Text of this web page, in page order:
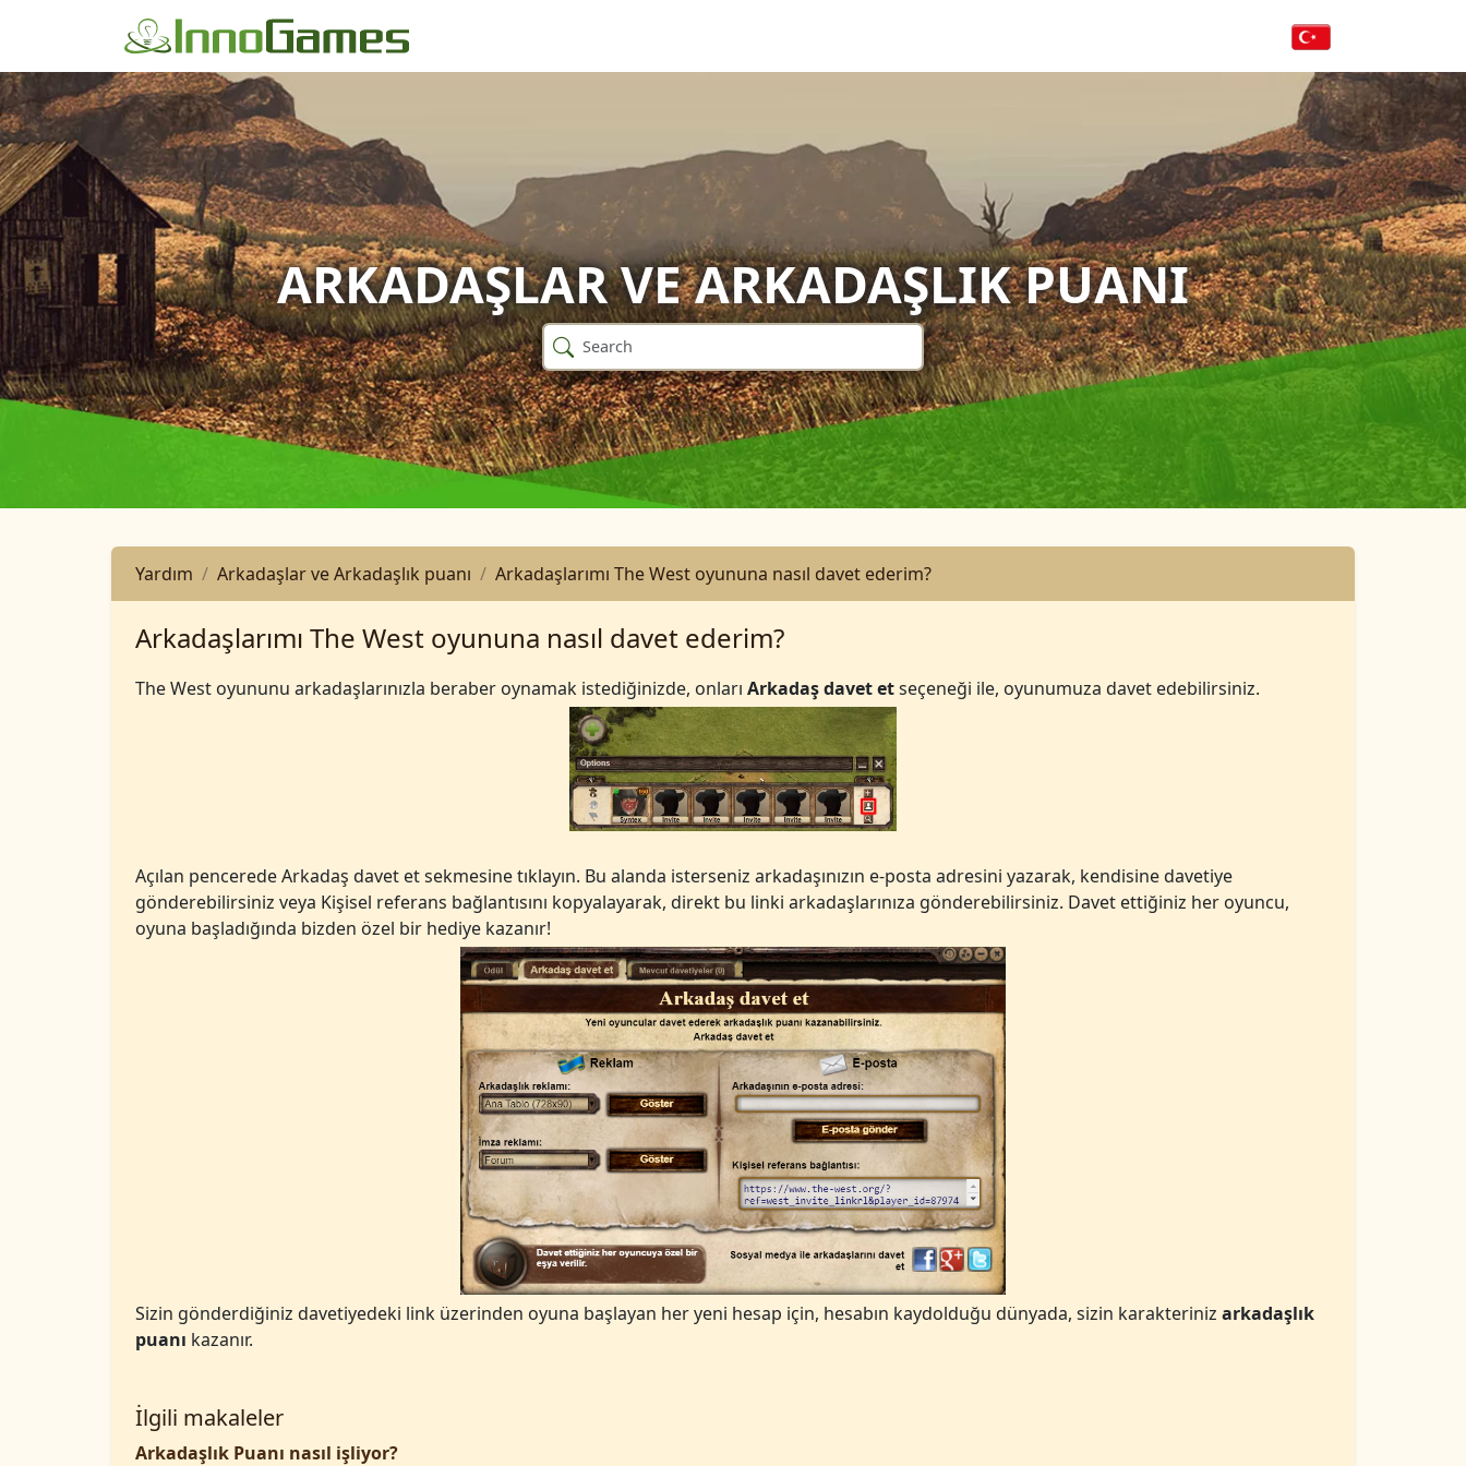
ARKADAŞLAR VE ARKADAŞLIK PUANI
Yardım Arkadaşlar ve Arkadaşlık puanı Arkadaşlarımı The West oyununa nasıl davet ederim?
Arkadaşlarımı The West oyununa nasıl davet ederim?
The West oyununu arkadaşlarınızla beraber oynamak istediğinizde, onları Arkadaş davet etseçeneği ile, oyunumuza davet edebilirsiniz.
Açılan pencerede Arkadaş davet et sekmesine tıklayın. Bu alanda isterseniz arkadaşınızın e-posta adresini yazarak, kendisine davetiye
gönderebilirsiniz veya Kişisel referans bağlantısını kopyalayarak, direkt bu linki arkadaşlarınıza gönderebilirsiniz. Davet ettiğiniz her oyuncu,
oyuna başladığında bizden özel bir hediye kazanır!
Sizin gönderdiğiniz davetiyedeki link üzerinden oyuna başlayan her yeni hesap için, hesabın kaydolduğu dünyada, sizin karakteriniz arkadaşlık
puanı kazanır.
İlgili makaleler
Arkadaşlık Puanı nasıl işliyor?